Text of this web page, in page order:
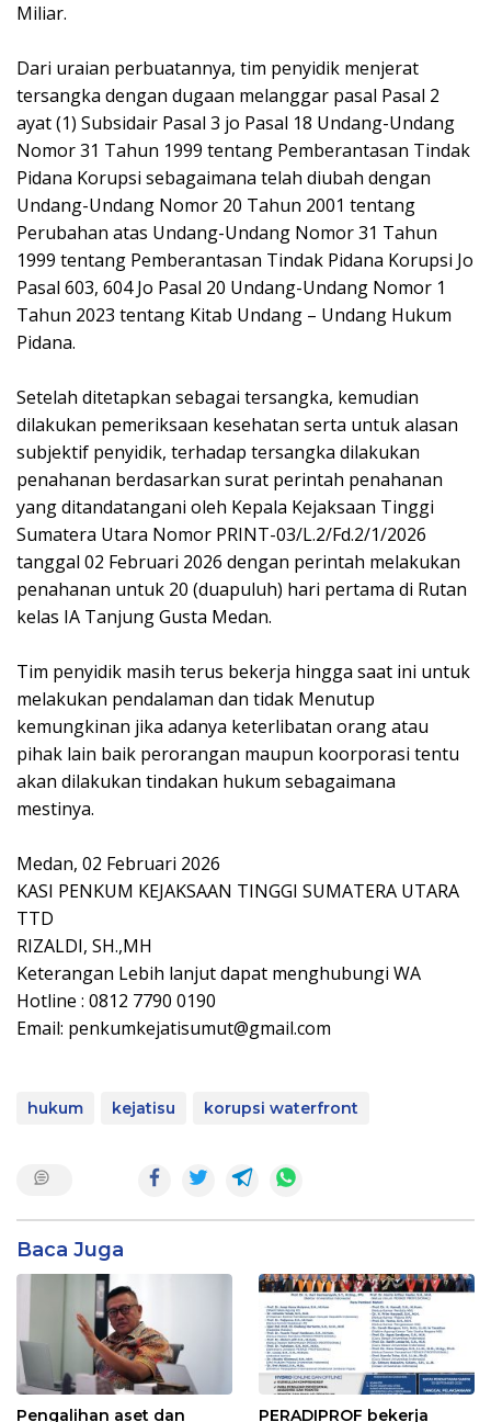
Miliar.
‎Dari uraian perbuatannya, tim penyidik menjerat
tersangka dengan dugaan melanggar pasal Pasal 2
ayat (1) Subsidair Pasal 3 jo Pasal 18 Undang-Undang
Nomor 31 Tahun 1999 tentang Pemberantasan Tindak
Pidana Korupsi sebagaimana telah diubah dengan
Undang-Undang Nomor 20 Tahun 2001 tentang
Perubahan atas Undang-Undang Nomor 31 Tahun
1999 tentang Pemberantasan Tindak Pidana Korupsi Jo
Pasal 603, 604 Jo Pasal 20 Undang-Undang Nomor 1
Tahun 2023 tentang Kitab Undang – Undang Hukum
Pidana.
‎Setelah ditetapkan sebagai tersangka, kemudian
dilakukan pemeriksaan kesehatan serta untuk alasan
subjektif penyidik, terhadap tersangka dilakukan
penahanan berdasarkan surat perintah penahanan
yang ditandatangani oleh Kepala Kejaksaan Tinggi
Sumatera Utara Nomor PRINT-03/L.2/Fd.2/1/2026
tanggal 02 Februari 2026 dengan perintah melakukan
penahanan untuk 20 (duapuluh) hari pertama di Rutan
kelas IA Tanjung Gusta Medan.
‎Tim penyidik masih terus bekerja hingga saat ini untuk
melakukan pendalaman dan tidak Menutup
kemungkinan jika adanya keterlibatan orang atau
pihak lain baik perorangan maupun koorporasi tentu
akan dilakukan tindakan hukum sebagaimana
mestinya.
‎Medan, 02 Februari 2026
‎KASI PENKUM KEJAKSAAN TINGGI SUMATERA UTARA
‎TTD
‎RIZALDI, SH.,MH
‎Keterangan Lebih lanjut dapat menghubungi WA
Hotline : 0812 7790 0190
‎Email: penkumkejatisumut@gmail.com
hukum kejatisu korupsi waterfront
Baca Juga
Pengalihan aset dan PERADIPROF bekerja